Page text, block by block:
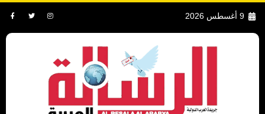
9 أغسطس 2026